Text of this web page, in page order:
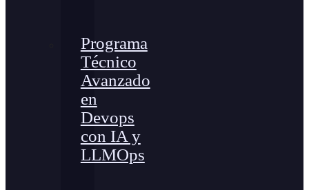
Programa
Técnico
Avanzado
en
Devops
con IA y
LLMOps